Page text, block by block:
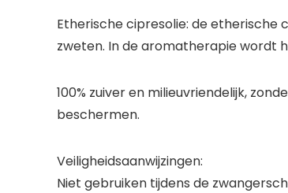
Etherische cipresolie: de
zweten. In de aromatherapie wordt
100% zuiver en milieuvriendelijk,
beschermen.
Veiligheidsaanwijzingen:
Niet gebruiken tijdens de